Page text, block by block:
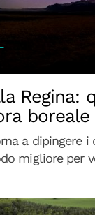
Regina:
a dipingere i
migliore per